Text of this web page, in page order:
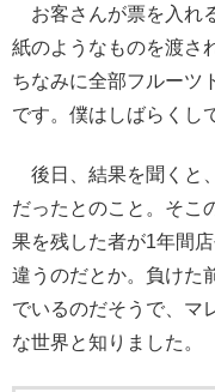
お客さんが票を入れ
紙のようなものを渡さ
ちなみに全部フルーツ
です。僕はしばらくし
後日、結果を聞くと
だったとのこと。そこ
果を残した者が1年間
違うのだとか。負けた
でいるのだそうで、マ
な世界と知りました。